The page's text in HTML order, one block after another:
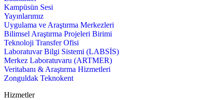
Kampüsün Sesi
Yayınlarımız
Uygulama ve Araştırma Merkezleri
Bilimsel Araştırma Projeleri Birimi
Teknoloji Transfer Ofisi
Laboratuvar Bilgi Sistemi (LABSİS)
Merkez Laboratuvaru (ARTMER)
Veritabanı & Araştırma Hizmetleri
Zonguldak Teknokent
Hizmetler